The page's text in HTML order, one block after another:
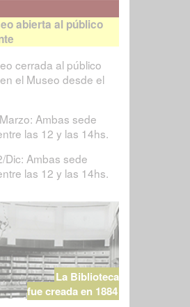
abierta al público
cerrada al público
el Museo desde el
Ambas sede
las 12 y las 14hs.
Dic: Ambas sede
las 12 y las 14hs.
La Biblioteca
fue creada en 1884